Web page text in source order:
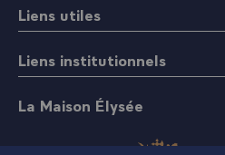
Liens utiles
Liens institutionnels
La Maison Élysée